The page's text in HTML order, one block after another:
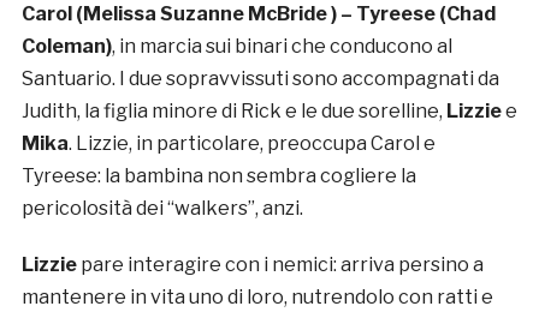
Carol (Melissa Suzanne McBride ) – Tyreese (Chad
Coleman), in marcia sui binari che conducono al
Santuario. I due sopravvissuti sono accompagnati da
Judith, la figlia minore di Rick e le due sorelline, Lizziee
Mika. Lizzie, in particolare, preoccupa Carol e
Tyreese: la bambina non sembra cogliere la
pericolosità dei “walkers”, anzi.
Lizziepare interagire con i nemici: arriva persino a
mantenere in vita uno di loro, nutrendolo con ratti e